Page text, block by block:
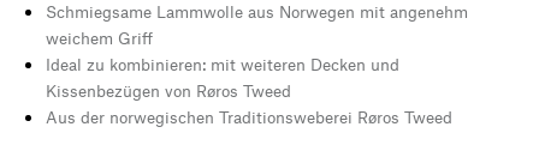
Schmiegsame Lammwolle aus Norwegen mit angenehm
weichem Griff
Ideal zu kombinieren: mit weiteren Decken und
Kissenbezügen von Røros Tweed
Aus der norwegischen Traditionsweberei Røros Tweed